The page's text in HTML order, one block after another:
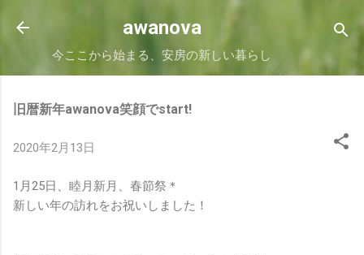
スキップしてメイン コンテンツに移動
awanova
今ここから始まる、安房の新しい暮らし
旧暦新年awanova笑顔でstart!
2020年2月13日
1月25日、睦月新月、春節祭＊
新しい年の訪れをお祝いしました！